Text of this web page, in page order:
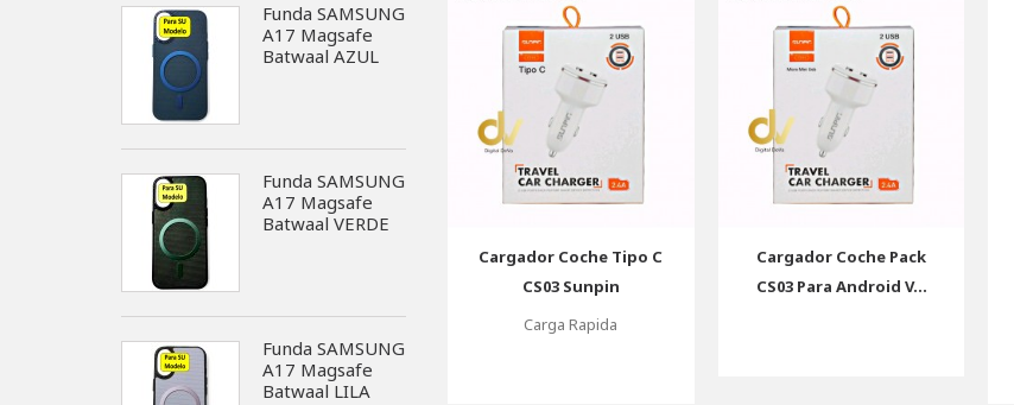
Funda SAMSUNG
A17 Magsafe
Batwaal AZUL
Funda SAMSUNG
A17 Magsafe
Batwaal VERDE
Funda SAMSUNG
A17 Magsafe
Batwaal LILA
Cargador Coche Tipo C
CS03 Sunpin
Carga Rapida
Cargador Coche Pack
CS03 Para Android V...